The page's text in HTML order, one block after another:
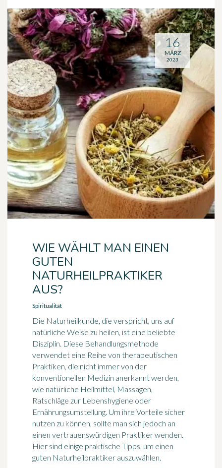
WIE WÄHLT MAN EINEN
GUTEN
NATURHEILPRAKTIKER
AUS?
Spiritualität
Die Naturheilkunde, die verspricht, uns auf
natürliche Weise zu heilen, ist eine beliebte
Disziplin. Diese Behandlungsmethode
verwendet eine Reihe von therapeutischen
Praktiken, die nicht immer von der
konventionellen Medizin anerkannt werden,
wie natürliche Heilmittel, Massagen,
Ratschläge zur Lebenshygiene oder
Ernährungsumstellung. Um ihre Vorteile sicher
nutzen zu können, sollte man sich jedoch an
einen vertrauenswürdigen Praktiker wenden.
Hier sind einige praktische Tipps, um einen
guten Naturheilpraktiker auszuwählen.
16
MÄRZ
2023